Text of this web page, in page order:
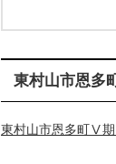
東村山市恩多
東村山市恩多町Ⅴ